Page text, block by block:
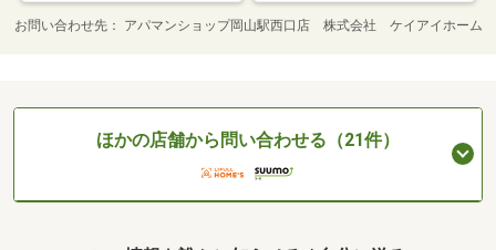
お問い合わせ先 アパマンショップ岡山駅西口店 株式会社 ケイアイホーム
ほかの店舗から問い合わせる（21件）